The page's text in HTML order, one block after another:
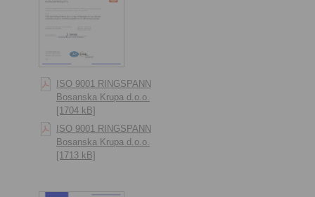
ISO 9001 RINGSPANN
Bosanska Krupa d.o.o.
[1704 kB]
ISO 9001 RINGSPANN
Bosanska Krupa d.o.o.
[1713 kB]